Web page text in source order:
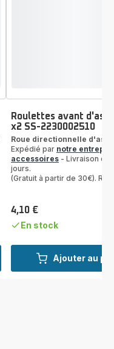
Ajouter au
Roulettes avant
x2 SS-2230002510
Roue directionnelle
Expédié par notre entrepôt
accessoires - Livraison de
jours.
(Gratuit à partir de 30€).
Prix
4,10 €
En stock